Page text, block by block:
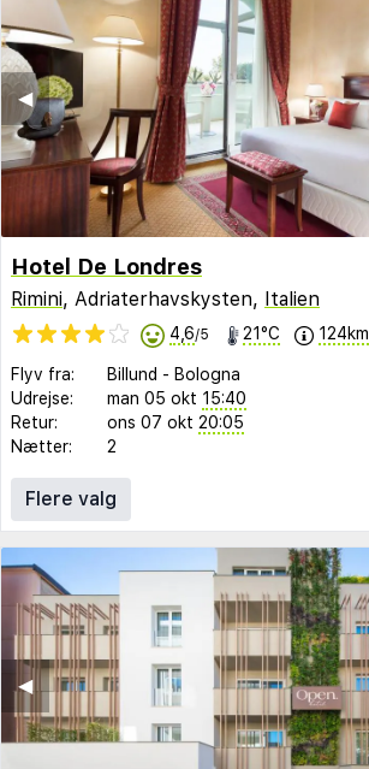
◀︎
Hotel De Londres
Rimini, Adriaterhavskysten, Italien
4,6/5 21°C 124km
Flyv fra: Billund - Bologna
Udrejse:
man 05 okt 15:40
Retur:
ons 07 okt 20:05
Nætter:
2
Flere valg
◀︎